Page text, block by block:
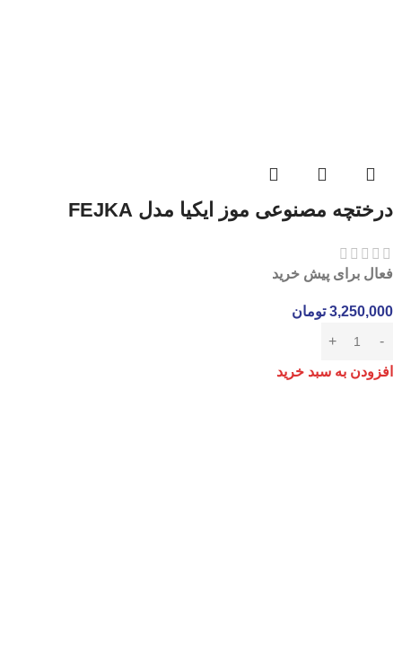
درختچه مصنوعی موز ایکیا مدل FEJKA
فعال برای پیش خرید
3,250,000 تومان
افزودن به سبد خرید